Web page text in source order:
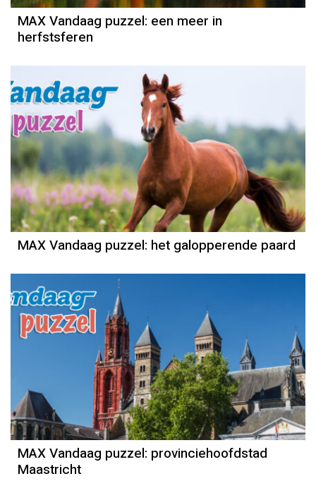
MAX Vandaag puzzel: een meer in
herfstsferen
MAX Vandaag puzzel: het galopperende paard
MAX Vandaag puzzel: provinciehoofdstad
Maastricht